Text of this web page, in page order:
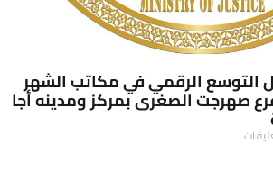
التوسع الرقمي في مكاتب الشهر
صهرجت الصغرى بمركز ومدينه أجا